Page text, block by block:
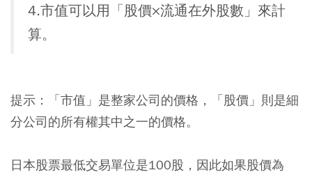
4.市值可以用「股價×流通在外股數」來計
算。
提示：「市值」是整家公司的價格，「股價」則是細
分公司的所有權其中之一的價格。
日本股票最低交易單位是100股，因此如果股價為